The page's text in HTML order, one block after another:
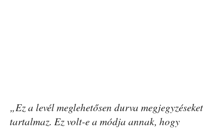
„Ez a levél meglehetősen durva megjegyzéseket
tartalmaz. Ez volt-e a módja annak, hogy